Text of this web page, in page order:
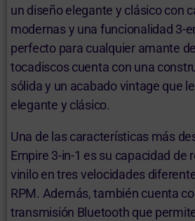
un diseño elegante y clásico con
modernas y una funcionalidad 3-
perfecto para cualquier amante
tocadiscos cuenta con una
sólida y un acabado vintage que
elegante y clásico.
Una de las características más
Empire 3-in-1 es su capacidad de
vinilo en tres velocidades
RPM. Además, también cuenta
transmisión Bluetooth que